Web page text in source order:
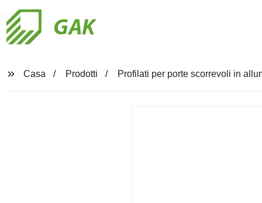
GAK
Casa Prodotti Profilati per porte scorrevoli in